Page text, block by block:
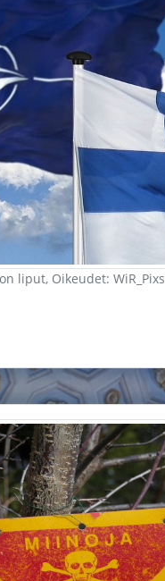
liput, Oikeudet: WiR_Pixs